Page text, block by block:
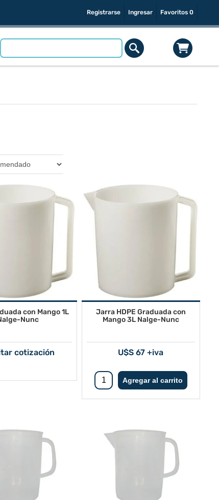
Registrarse Ingresar Favoritos 0
con Mango 1L
Nunc
cotización
Jarra HDPE Graduada con
Mango 3L Nalge-Nunc
U$S 67 +iva